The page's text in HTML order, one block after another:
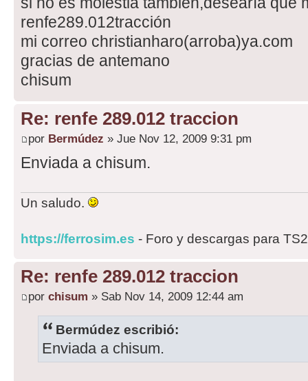
renfe289.012tracción
mi correo christianharo(arroba)ya.com
gracias de antemano
chisum
Re: renfe 289.012 traccion
por Bermúdez » Jue Nov 12, 2009 9:31 pm
Enviada a chisum.
Un saludo.
https://ferrosim.es - Foro y descargas para
Re: renfe 289.012 traccion
por chisum » Sab Nov 14, 2009 12:44 am
Bermúdez escribió:
Enviada a chisum.